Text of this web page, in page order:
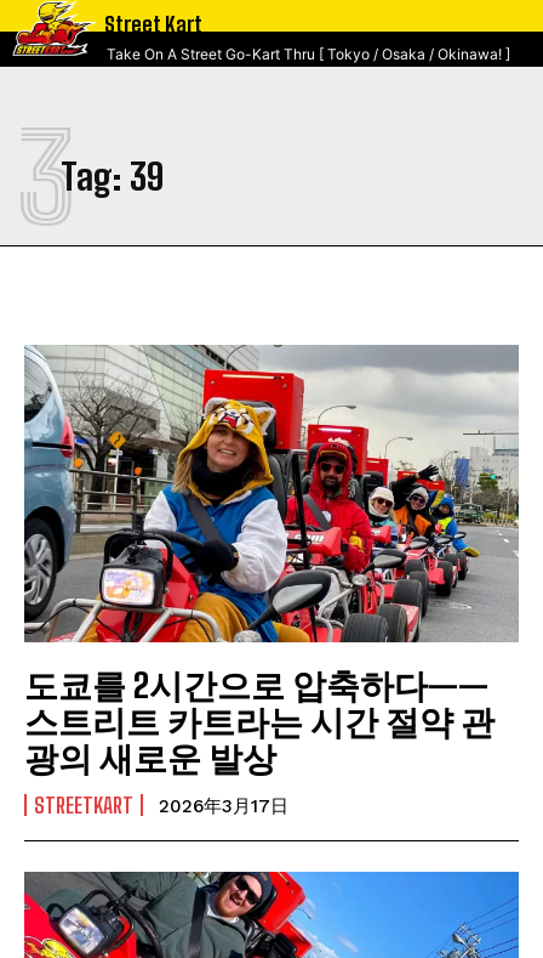
Street Kart
Take On A Street Go-Kart Thru [ Tokyo / Osaka / Okinawa! ]
Tag: 39
3
도쿄를 2시간으로 압축하다——
스트리트 카트라는 시간 절약 관
광의 새로운 발상
STREETKART 2026年3月17日